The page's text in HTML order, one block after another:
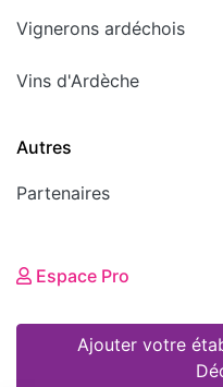
Vignerons ardéchois
Vins d'Ardèche
Autres
Partenaires
Espace Pro
Ajouter votre